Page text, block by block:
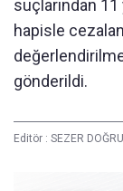
suçlarından 11
hapisle
gönderildi.
Editör : SEZER DOĞRU